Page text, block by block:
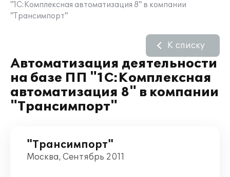
"1С:Комплексная автоматизация 8" в компании
"Трансимпорт"
Автоматизация деятельности
на базе ПП "1С:Комплексная
автоматизация 8" в компании
"Трансимпорт"
К списку
"Трансимпорт"
Москва, Сентябрь 2011